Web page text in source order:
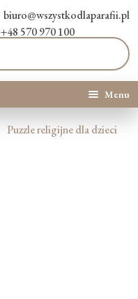
biuro@wszystkodlaparafii.pl
+48 570 970 100
Menu
Puzzle religijne dla dzieci